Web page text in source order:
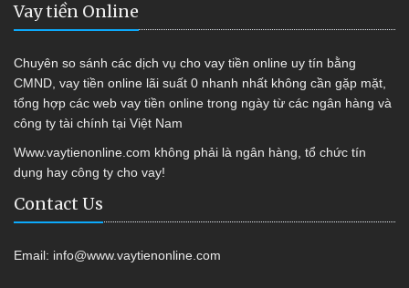
Vay tiền Online
Chuyên so sánh các dịch vụ cho vay tiền online uy tín bằng
CMND, vay tiền online lãi suất 0 nhanh nhất không cần gặp mặt,
tổng hợp các web vay tiền online trong ngày từ các ngân hàng và
công ty tài chính tại Việt Nam
Www.vaytienonline.com không phải là ngân hàng, tổ chức tín
dụng hay công ty cho vay!
Contact Us
Email: info@www.vaytienonline.com